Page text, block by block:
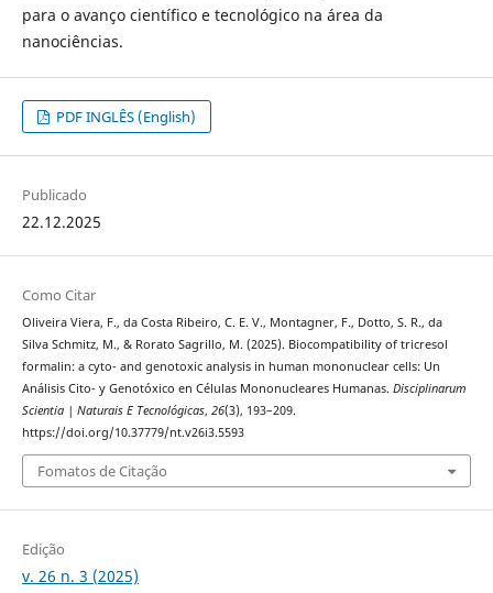
para o avanço científico e tecnológico na área da
nanociências.
PDF INGLÊS (English)
Publicado
22.12.2025
Como Citar
Oliveira Viera, F., da Costa Ribeiro, C. E. V., Montagner, F., Dotto, S. R., da
Silva Schmitz, M., & Rorato Sagrillo, M. (2025). Biocompatibility of tricresol
formalin: a cyto- and genotoxic analysis in human mononuclear cells: Un
Análisis Cito- y Genotóxico en Células Mononucleares Humanas. Disciplinarum
Scientia | Naturais E Tecnológicas, 26(3), 193–209.
https://doi.org/10.37779/nt.v26i3.5593
Fomatos de Citação
Edição
v. 26 n. 3 (2025)